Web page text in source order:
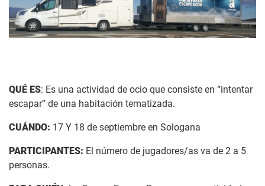
QUÉ ES: Es una actividad de ocio que consiste en “intentar
escapar” de una habitación tematizada.
CUÁNDO: 17 Y 18 de septiembre en Sologana
PARTICIPANTES: El número de jugadores/as va de 2 a 5
personas.